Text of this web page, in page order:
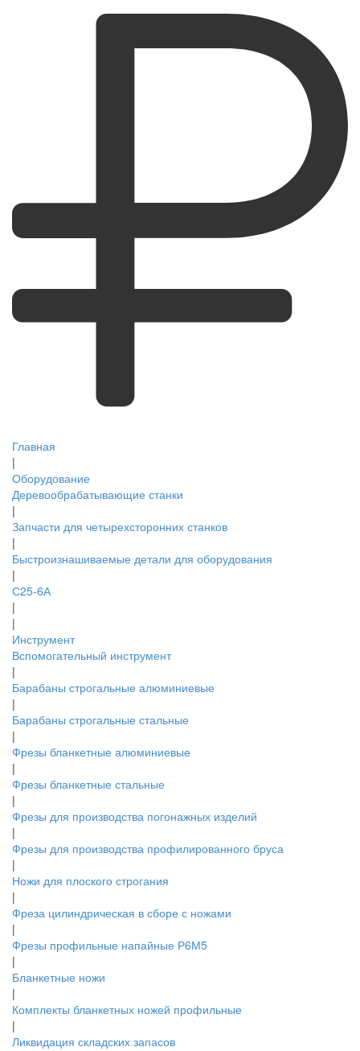
Главная
|
Оборудование
Деревообрабатывающие станки
|
Запчасти для четырехсторонних станков
|
Быстроизнашиваемые детали для оборудования
|
С25-6А
|
|
Инструмент
Вспомогательный инструмент
|
Барабаны строгальные алюминиевые
|
Барабаны строгальные стальные
|
Фрезы бланкетные алюминиевые
|
Фрезы бланкетные стальные
|
Фрезы для производства погонажных изделий
|
Фрезы для производства профилированного бруса
|
Ножи для плоского строгания
|
Фреза цилиндрическая в сборе с ножами
|
Фрезы профильные напайные Р6М5
|
Бланкетные ножи
|
Комплекты бланкетных ножей профильные
|
Ликвидация складских запасов